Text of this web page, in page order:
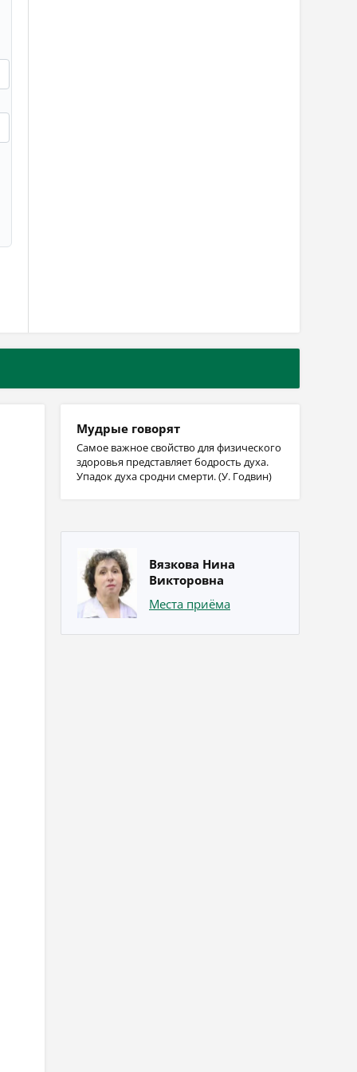
Мудрые говорят
Самое важное свойство для физического
здоровья представляет бодрость духа.
Упадок духа сродни смерти. (У. Годвин)
Вязкова Нина
Викторовна
Места приёма